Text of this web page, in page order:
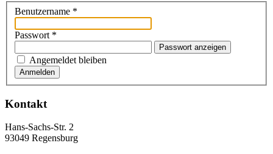
Benutzername *
Passwort *
Passwort anzeigen
Angemeldet bleiben
Anmelden
Kontakt
Hans-Sachs-Str. 2
93049 Regensburg